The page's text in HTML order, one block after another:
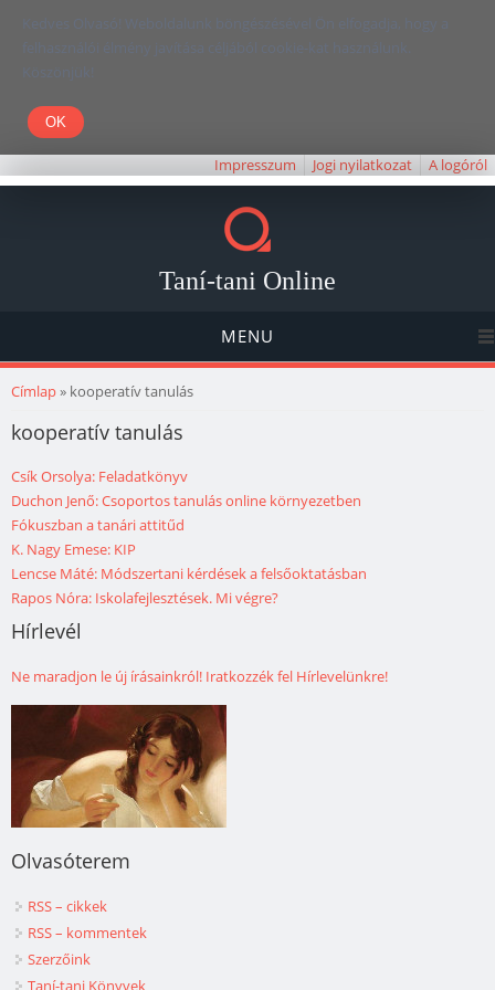
Kedves Olvasó! Weboldalunk böngészésével Ön elfogadja, hogy a
felhasználói élmény javítása céljából cookie-kat használunk.
Köszönjük!
Impresszum Jogi nyilatkozat A logóról
Taní-tani Online
MENU
Jelenlegi hely
Címlap» kooperatív tanulás
kooperatív tanulás
Csík Orsolya: Feladatkönyv
Duchon Jenő: Csoportos tanulás online környezetben
Fókuszban a tanári attitűd
K. Nagy Emese: KIP
Lencse Máté: Módszertani kérdések a felsőoktatásban
Rapos Nóra: Iskolafejlesztések. Mi végre?
Hírlevél
Ne maradjon le új írásainkról! Iratkozzék fel Hírlevelünkre!
Olvasóterem
RSS – cikkek
RSS – kommentek
Szerzőink